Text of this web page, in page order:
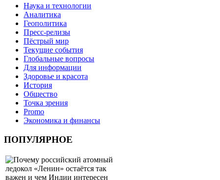
Наука и технологии
Аналитика
Геополитика
Пресс-релизы
Пёстрый мир
Текущие события
Глобальные вопросы
Для информации
Здоровье и красота
История
Общество
Точка зрения
Promo
Экономика и финансы
ПОПУЛЯРНОЕ